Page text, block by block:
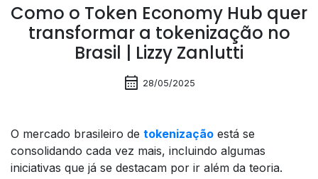
Como o Token Economy Hub quer
transformar a tokenização no
Brasil | Lizzy Zanlutti
calendar_month 28/05/2025
O mercado brasileiro de tokenização está se
consolidando cada vez mais, incluindo algumas
iniciativas que já se destacam por ir além da teoria.